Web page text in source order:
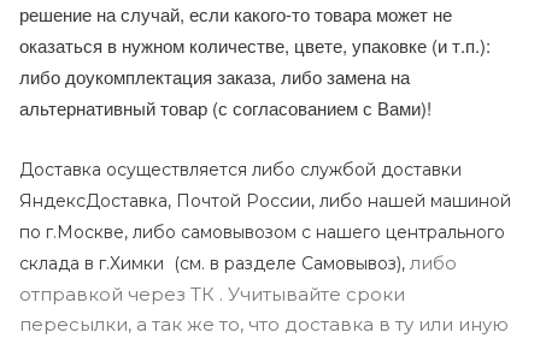
решение на случай, если какого-то товара может не
оказаться в нужном количестве, цвете, упаковке (и т.п.):
либо доукомплектация заказа, либо замена на
альтернативный товар (с согласованием с Вами)!
Доставка осуществляется либо службой доставки
ЯндексДоставка, Почтой России, либо нашей машиной
по г.Москве, либо самовывозом с нашего центрального
склада в г.Химки (см. в разделе Самовывоз), либо
отправкой через ТК . Учитывайте сроки
пересылки, а так же то, что доставка в ту или иную